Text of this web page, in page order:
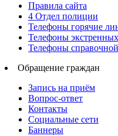
Правила сайта
4 Отдел полиции
Телефоны горячие
Телефоны
Телефоны справочной
Обращение граждан
Запись на приём
Вопрос-ответ
Контакты
Социальные сети
Баннеры